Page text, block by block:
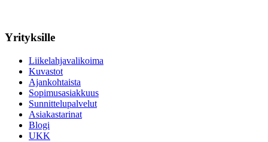
Yrityksille
Liikelahjavalikoima
Kuvastot
Ajankohtaista
Sopimusasiakkuus
Sunnittelupalvelut
Asiakastarinat
Blogi
UKK